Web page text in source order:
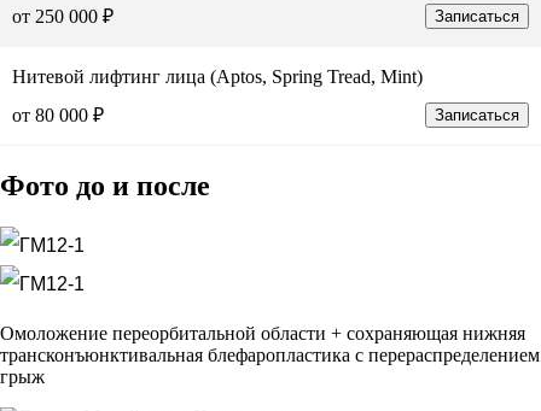
от 250 000 ₽
Записаться
Нитевой лифтинг лица (Aptos, Spring Tread, Mint)
от 80 000 ₽
Записаться
Фото до и после
Омоложение переорбитальной области + сохраняющая нижняя
трансконъюнктивальная блефаропластика с перераспределением
грыж